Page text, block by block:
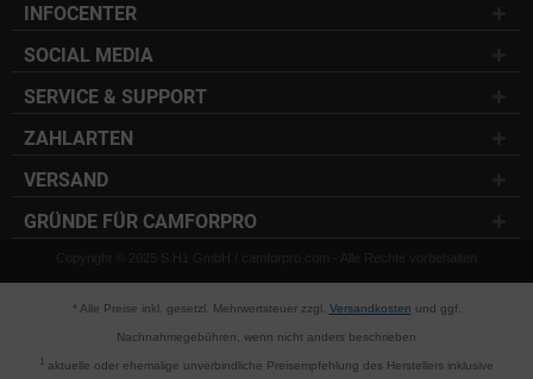
INFOCENTER
SOCIAL MEDIA
SERVICE & SUPPORT
ZAHLARTEN
VERSAND
GRÜNDE FÜR CAMFORPRO
Copyright © 2025 S.H1 GmbH / camforpro.com - Alle Rechte vorbehalten
* Alle Preise inkl. gesetzl. Mehrwertsteuer zzgl. Versandkosten und ggf.
Nachnahmegebühren, wenn nicht anders beschrieben
aktuelle oder ehemalige unverbindliche Preisempfehlung des Herstellers inklusive